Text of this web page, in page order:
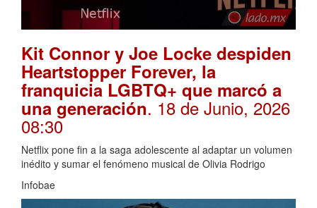
Kit Connor y Joe Locke despiden
Heartstopper Forever, la
franquicia LGBTQ+ que marcó a
una generación. 18 de Junio, 2026
08:30
Netflix pone fin a la saga adolescente al adaptar un volumen
inédito y sumar el fenómeno musical de Olivia Rodrigo
Infobae